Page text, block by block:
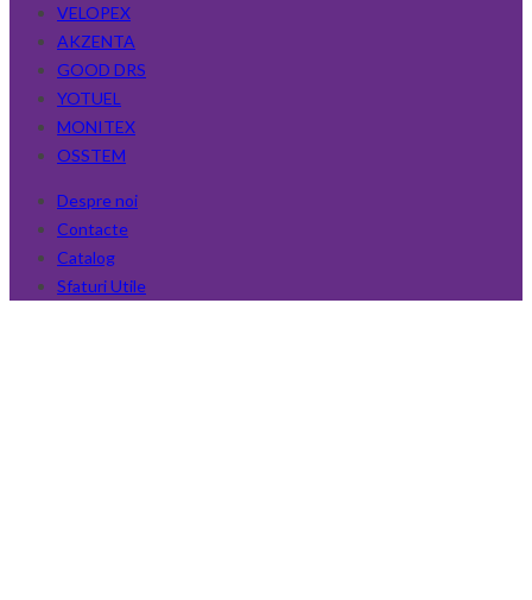
VELOPEX
AKZENTA
GOOD DRS
YOTUEL
MONITEX
OSSTEM
Despre noi
Contacte
Catalog
Sfaturi Utile